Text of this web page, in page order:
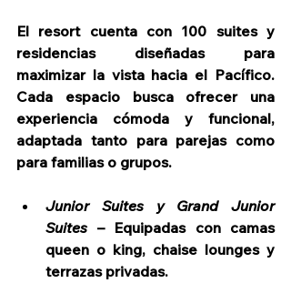
El resort cuenta con 100 suites y
residencias diseñadas para
maximizar la vista hacia el Pacífico.
Cada espacio busca ofrecer una
experiencia cómoda y funcional,
adaptada tanto para parejas como
para familias o grupos.
Junior Suites y Grand Junior
Suites – Equipadas con camas
queen o king, chaise lounges y
terrazas privadas.